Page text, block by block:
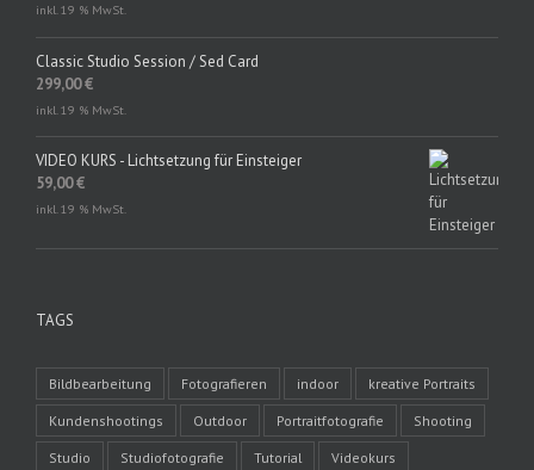
inkl. 19 % MwSt.
Classic Studio Session / Sed Card
299,00€
inkl. 19 % MwSt.
VIDEO KURS - Lichtsetzung für Einsteiger
59,00€
inkl. 19 % MwSt.
TAGS
Bildbearbeitung Fotografieren indoor kreative Portraits
Kundenshootings Outdoor Portraitfotografie Shooting
Studio Studiofotografie Tutorial Videokurs